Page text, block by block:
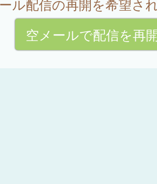
ル配信の再開を希望さ
空メールで配信を再